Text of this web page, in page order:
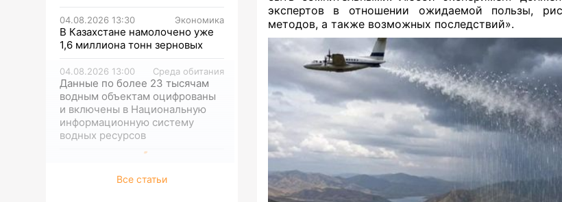
04.08.2026 13:30 Экономика
В Казахстане намолочено уже
1,6 миллиона тонн зерновых
04.08.2026 13:00 Среда обитания
Данные по более 23 тысячам
водным объектам оцифрованы
и включены в Национальную
информационную систему
водных ресурсов
Все статьи
экспертов в отношении ожидаемой пользы,
методов, а также возможных последствий».